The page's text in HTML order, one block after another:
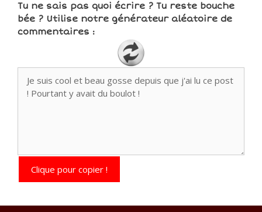
Tu ne sais pas quoi écrire ? Tu reste bouche
bée ? Utilise notre générateur aléatoire de
commentaires :
Clique pour copier !